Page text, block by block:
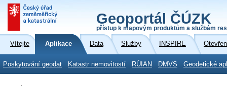
Geoportál ČÚZK
přístup k mapovým produktům a službám
Vítejte Aplikace Data Služby INSPIRE
Poskytování geodat Katastr nemovitostí RÚIAN DMVS Geodetické